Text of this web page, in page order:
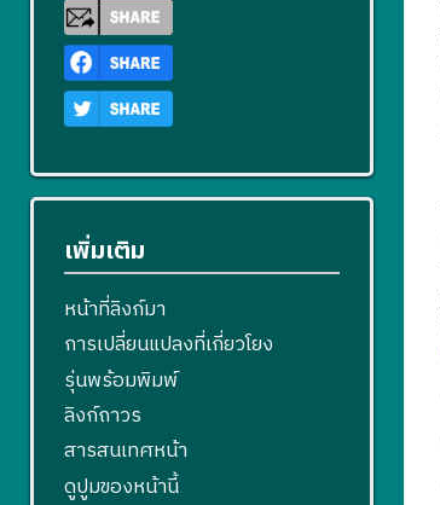
เพิ่มเติม
หน้าที่ลิงก์มา
การเปลี่ยนแปลงที่เกี่ยวโยง
รุ่นพร้อมพิมพ์
ลิงก์ถาวร
สารสนเทศหน้า
ดูปูมของหน้านี้